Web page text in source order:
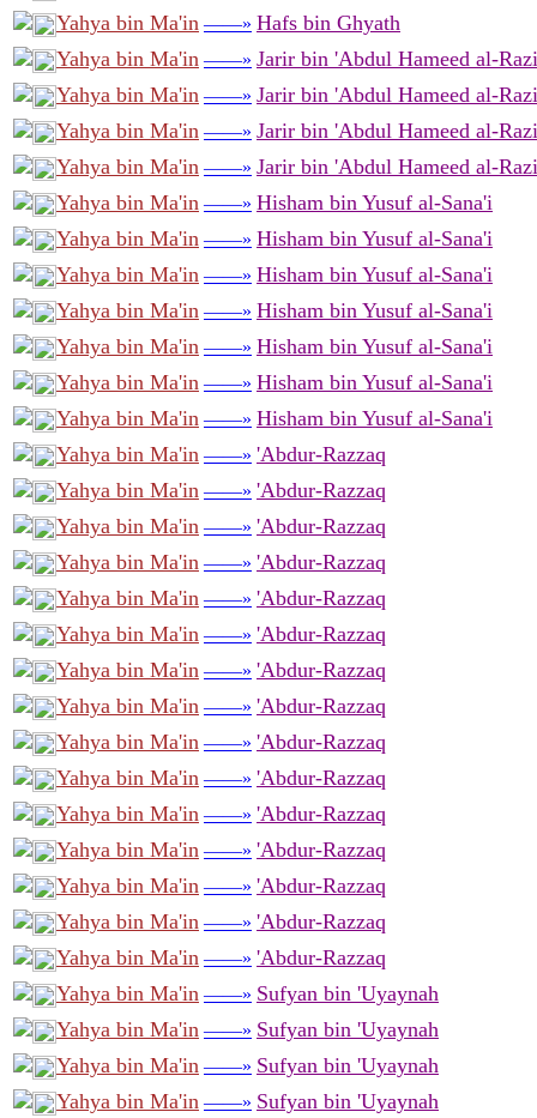
Yahya bin Ma'in ——» Hafs bin Ghyath
Yahya bin Ma'in ——» Jarir bin 'Abdul Hameed al-Razi
Yahya bin Ma'in ——» Jarir bin 'Abdul Hameed al-Razi
Yahya bin Ma'in ——» Jarir bin 'Abdul Hameed al-Razi
Yahya bin Ma'in ——» Jarir bin 'Abdul Hameed al-Razi
Yahya bin Ma'in ——» Hisham bin Yusuf al-Sana'i
Yahya bin Ma'in ——» Hisham bin Yusuf al-Sana'i
Yahya bin Ma'in ——» Hisham bin Yusuf al-Sana'i
Yahya bin Ma'in ——» Hisham bin Yusuf al-Sana'i
Yahya bin Ma'in ——» Hisham bin Yusuf al-Sana'i
Yahya bin Ma'in ——» Hisham bin Yusuf al-Sana'i
Yahya bin Ma'in ——» Hisham bin Yusuf al-Sana'i
Yahya bin Ma'in ——» 'Abdur-Razzaq
Yahya bin Ma'in ——» 'Abdur-Razzaq
Yahya bin Ma'in ——» 'Abdur-Razzaq
Yahya bin Ma'in ——» 'Abdur-Razzaq
Yahya bin Ma'in ——» 'Abdur-Razzaq
Yahya bin Ma'in ——» 'Abdur-Razzaq
Yahya bin Ma'in ——» 'Abdur-Razzaq
Yahya bin Ma'in ——» 'Abdur-Razzaq
Yahya bin Ma'in ——» 'Abdur-Razzaq
Yahya bin Ma'in ——» 'Abdur-Razzaq
Yahya bin Ma'in ——» 'Abdur-Razzaq
Yahya bin Ma'in ——» 'Abdur-Razzaq
Yahya bin Ma'in ——» 'Abdur-Razzaq
Yahya bin Ma'in ——» 'Abdur-Razzaq
Yahya bin Ma'in ——» 'Abdur-Razzaq
Yahya bin Ma'in ——» Sufyan bin 'Uyaynah
Yahya bin Ma'in ——» Sufyan bin 'Uyaynah
Yahya bin Ma'in ——» Sufyan bin 'Uyaynah
Yahya bin Ma'in ——» Sufyan bin 'Uyaynah